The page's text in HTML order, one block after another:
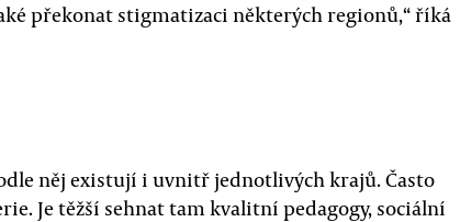
překonat stigmatizaci některých regionů,“ říká
něj existují i uvnitř jednotlivých krajů. Často
Je těžší sehnat tam kvalitní pedagogy, sociální